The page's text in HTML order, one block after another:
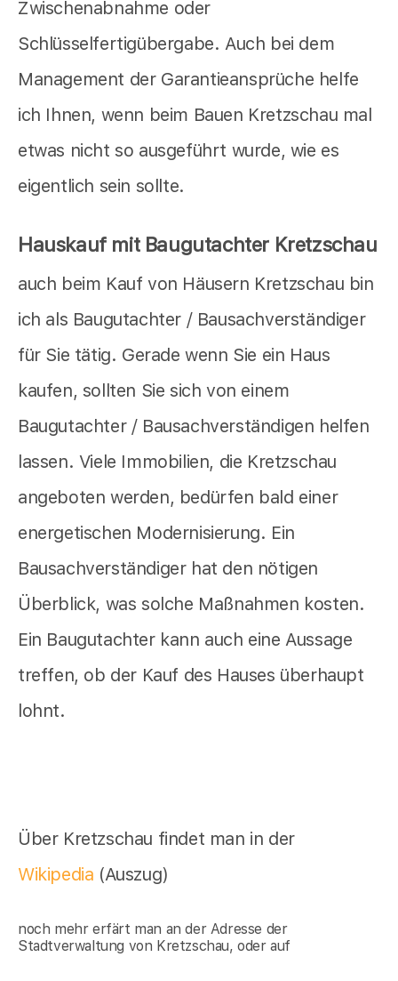
Zwischenabnahme oder
Schlüsselfertigübergabe. Auch bei dem
Management der Garantieansprüche helfe
ich Ihnen, wenn beim Bauen Kretzschau mal
etwas nicht so ausgeführt wurde, wie es
eigentlich sein sollte.
Hauskauf mit Baugutachter Kretzschau
auch beim Kauf von Häusern Kretzschau bin
ich als Baugutachter / Bausachverständiger
für Sie tätig. Gerade wenn Sie ein Haus
kaufen, sollten Sie sich von einem
Baugutachter / Bausachverständigen helfen
lassen. Viele Immobilien, die Kretzschau
angeboten werden, bedürfen bald einer
energetischen Modernisierung. Ein
Bausachverständiger hat den nötigen
Überblick, was solche Maßnahmen kosten.
Ein Baugutachter kann auch eine Aussage
treffen, ob der Kauf des Hauses überhaupt
lohnt.
Über Kretzschau findet man in der
Wikipedia (Auszug)
noch mehr erfärt man an der Adresse der
Stadtverwaltung von Kretzschau, oder auf